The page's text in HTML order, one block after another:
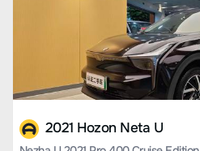
2021 Hozon Neta U